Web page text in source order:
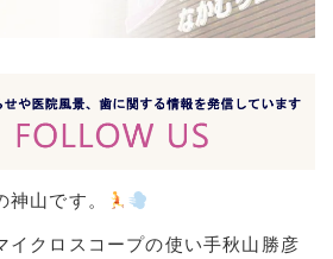
神山です。
イクロスコープの使い手秋山勝彦